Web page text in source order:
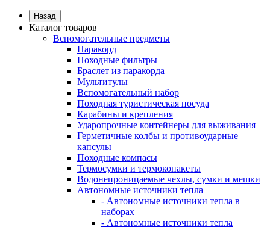
Назад
Каталог товаров
Вспомогательные предметы
Паракорд
Походные фильтры
Браслет из паракорда
Мультитулы
Вспомогательный набор
Походная туристическая посуда
Карабины и крепления
Ударопрочные контейнеры для выживания
Герметичные колбы и противоударные
капсулы
Походные компасы
Термосумки и термокопакеты
Водонепроницаемые чехлы, сумки и мешки
Автономные источники тепла
- Автономные источники тепла в
наборах
- Автономные источники тепла